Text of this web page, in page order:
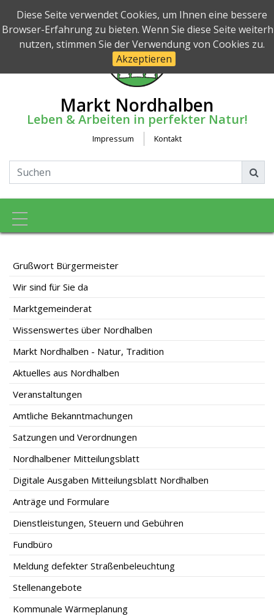
Diese Seite verwendet Cookies, um Ihnen eine bessere
Browser-Erfahrung zu bieten. Wenn Sie diese Seite
nutzen, stimmen Sie der Verwendung von Cookies zu.
Akzeptieren
Markt Nordhalben
Leben & Arbeiten in perfekter Natur!
Impressum Kontakt
Toggle navigation
Grußwort Bürgermeister
Wir sind für Sie da
Marktgemeinderat
Wissenswertes über Nordhalben
Markt Nordhalben - Natur, Tradition
Aktuelles aus Nordhalben
Veranstaltungen
Amtliche Bekanntmachungen
Satzungen und Verordnungen
Nordhalbener Mitteilungsblatt
Digitale Ausgaben Mitteilungsblatt Nordhalben
Anträge und Formulare
Dienstleistungen, Steuern und Gebühren
Fundbüro
Meldung defekter Straßenbeleuchtung
Stellenangebote
Kommunale Wärmeplanung